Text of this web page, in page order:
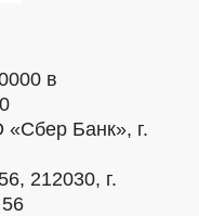
в
Банк», г.
212030, г.